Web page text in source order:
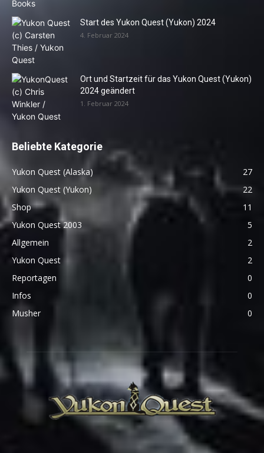
Start des Yukon Quest (Yukon) 2024
4. Februar 2024
Ort und Startzeit für das Yukon Quest (Yukon)
2024 geändert
1. Februar 2024
Beliebte Kategorie
Yukon Quest (Alaska)
27
Yukon Quest (Yukon)
22
Shop
11
Yukon Quest 2003
5
Allgemein
2
Yukon Quest
2
Reportagen
0
Infos
0
Musher
0